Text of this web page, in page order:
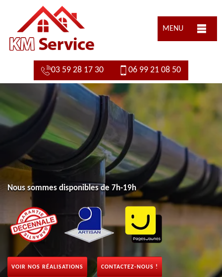
MENU
03 59 28 17 30 06 99 21 08 50
Nous sommes disponibles de 7h-19h
VOIR NOS RÉALISATIONS CONTACTEZ-NOUS !